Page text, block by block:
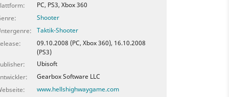
PC, PS3, Xbox 360
Shooter
Taktik-Shooter
09.10.2008 (PC, Xbox 360), 16.10.2008
(PS3)
Ubisoft
Gearbox Software LLC
www.hellshighwaygame.com